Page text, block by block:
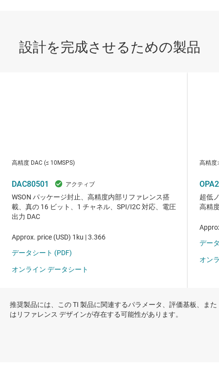
推奨製品には、この TI 製品に関連するパラメータ、評価基板、また
はリファレンス デザインが存在する可能性があります。